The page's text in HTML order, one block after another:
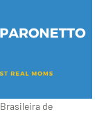
de